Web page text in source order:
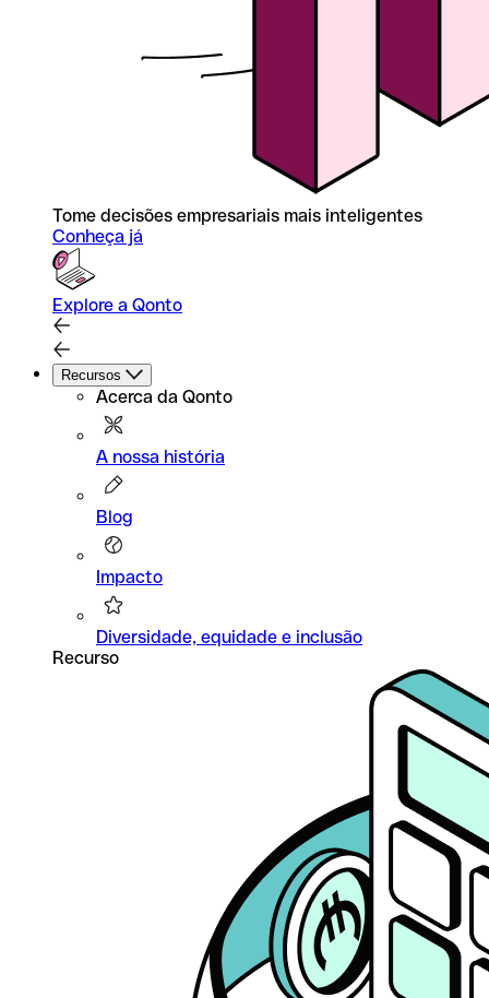
Tome decisões empresariais mais inteligentes
Conheça já
Explore a Qonto
Recursos
Acerca da Qonto
A nossa história
Blog
Impacto
Diversidade, equidade e inclusão
Recurso